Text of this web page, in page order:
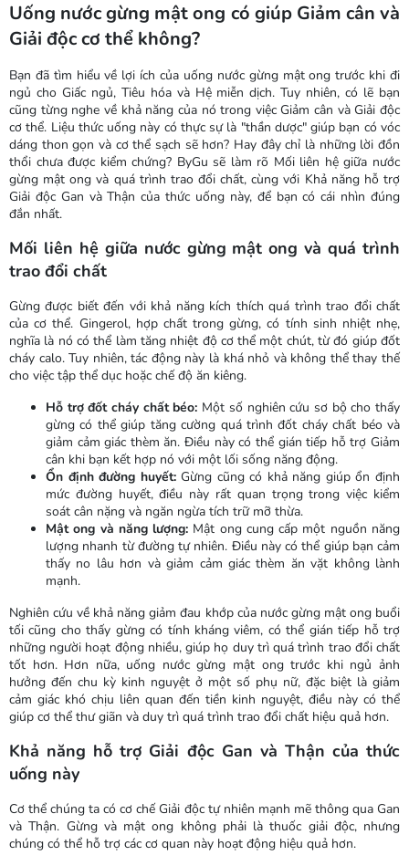
Uống nước gừng mật ong có giúp Giảm cân và
Giải độc cơ thể không?
Bạn đã tìm hiểu về lợi ích của uống nước gừng mật ong trước khi đi
ngủ cho Giấc ngủ, Tiêu hóa và Hệ miễn dịch. Tuy nhiên, có lẽ bạn
cũng từng nghe về khả năng của nó trong việc Giảm cân và Giải độc
cơ thể. Liệu thức uống này có thực sự là "thần dược" giúp bạn có vóc
dáng thon gọn và cơ thể sạch sẽ hơn? Hay đây chỉ là những lời đồn
thổi chưa được kiểm chứng? ByGu sẽ làm rõ Mối liên hệ giữa nước
gừng mật ong và quá trình trao đổi chất, cùng với Khả năng hỗ trợ
Giải độc Gan và Thận của thức uống này, để bạn có cái nhìn đúng
đắn nhất.
Mối liên hệ giữa nước gừng mật ong và quá trình
trao đổi chất
Gừng được biết đến với khả năng kích thích quá trình trao đổi chất
của cơ thể. Gingerol, hợp chất trong gừng, có tính sinh nhiệt nhẹ,
nghĩa là nó có thể làm tăng nhiệt độ cơ thể một chút, từ đó giúp đốt
cháy calo. Tuy nhiên, tác động này là khá nhỏ và không thể thay thế
cho việc tập thể dục hoặc chế độ ăn kiêng.
Hỗ trợ đốt cháy chất béo: Một số nghiên cứu sơ bộ cho thấy
gừng có thể giúp tăng cường quá trình đốt cháy chất béo và
giảm cảm giác thèm ăn. Điều này có thể gián tiếp hỗ trợ Giảm
cân khi bạn kết hợp nó với một lối sống năng động.
Ổn định đường huyết:Gừng cũng có khả năng giúp ổn định
mức đường huyết, điều này rất quan trọng trong việc kiểm
soát cân nặng và ngăn ngừa tích trữ mỡ thừa.
Mật ong và năng lượng: Mật ong cung cấp một nguồn năng
lượng nhanh từ đường tự nhiên. Điều này có thể giúp bạn cảm
thấy no lâu hơn và giảm cảm giác thèm ăn vặt không lành
mạnh.
Nghiên cứu về khả năng giảm đau khớp của nước gừng mật ong buổi
tối cũng cho thấy gừng có tính kháng viêm, có thể gián tiếp hỗ trợ
những người hoạt động nhiều, giúp họ duy trì quá trình trao đổi chất
tốt hơn. Hơn nữa, uống nước gừng mật ong trước khi ngủ ảnh
hưởng đến chu kỳ kinh nguyệt ở một số phụ nữ, đặc biệt là giảm
cảm giác khó chịu liên quan đến tiền kinh nguyệt, điều này có thể
giúp cơ thể thư giãn và duy trì quá trình trao đổi chất hiệu quả hơn.
Khả năng hỗ trợ Giải độc Gan và Thận của thức
uống này
Cơ thể chúng ta có cơ chế Giải độc tự nhiên mạnh mẽ thông qua Gan
và Thận. Gừng và mật ong không phải là thuốc giải độc, nhưng
chúng có thể hỗ trợ các cơ quan này hoạt động hiệu quả hơn.